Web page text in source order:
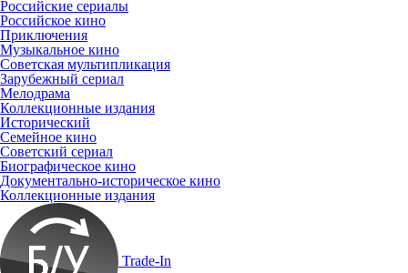
Российские сериалы
Российское кино
Приключения
Музыкальное кино
Советская мультипликация
Зарубежный сериал
Мелодрама
Коллекционные издания
Исторический
Семейное кино
Советский сериал
Биографическое кино
Документально-историческое кино
Коллекционные издания
Trade-In